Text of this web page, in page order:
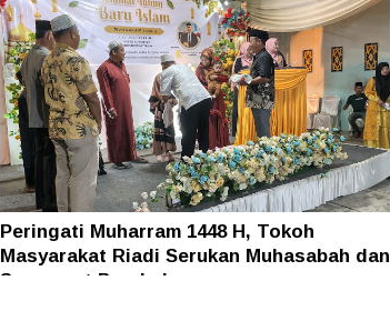
Peringati Muharram 1448 H, Tokoh
Masyarakat Riadi Serukan Muhasabah dan
Semangat Perubahan